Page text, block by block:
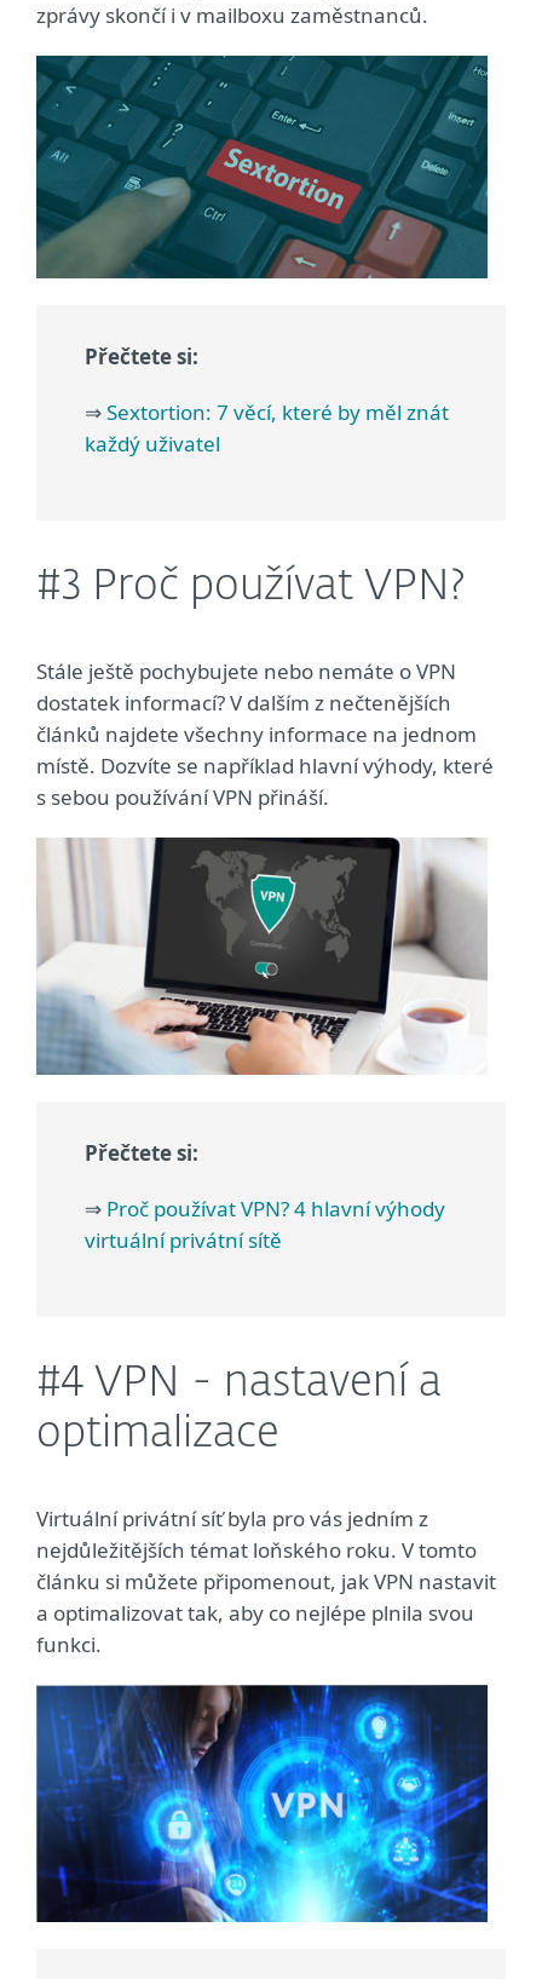
zprávy skončí i v mailboxu zaměstnanců.
Přečtete si:
⇒Sextortion: 7 věcí, které by měl znát
každý uživatel
#3 Proč používat VPN?
Stále ještě pochybujete nebo nemáte o VPN
dostatek informací? V dalším z nečtenějších
článků najdete všechny informace na jednom
místě. Dozvíte se například hlavní výhody, které
s sebou používání VPN přináší.
Přečtete si:
⇒ Proč používat VPN? 4 hlavní výhody
virtuální privátní sítě
#4 VPN - nastavení a
optimalizace
Virtuální privátní síť byla pro vás jedním z
nejdůležitějších témat loňského roku. V tomto
článku si můžete připomenout, jak VPN nastavit
a optimalizovat tak, aby co nejlépe plnila svou
funkci.